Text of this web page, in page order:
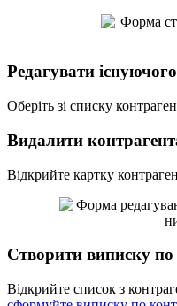
Редагувати існуючого
Оберіть зі списку контраген
Видалити контрагент
Відкрийте картку контраген
Створити виписку по
Відкрийте список з контраг